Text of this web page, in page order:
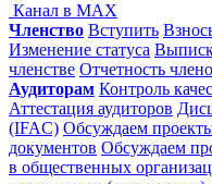
Канал в MAX
Членство Вступить
Изменение статуса
членстве Отчетность
Аудиторам Контроль
Аттестация аудиторов
(IFAC) Обсуждаем
документов Обсуждаем
в общественных